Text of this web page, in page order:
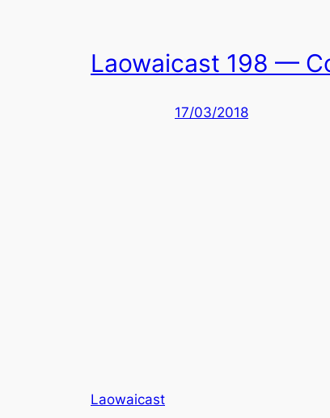
Laowaicast 198 —
17/03/2018
Laowaicast